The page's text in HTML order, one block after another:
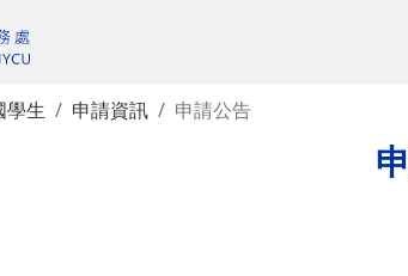
學生 申請資訊 申請公告